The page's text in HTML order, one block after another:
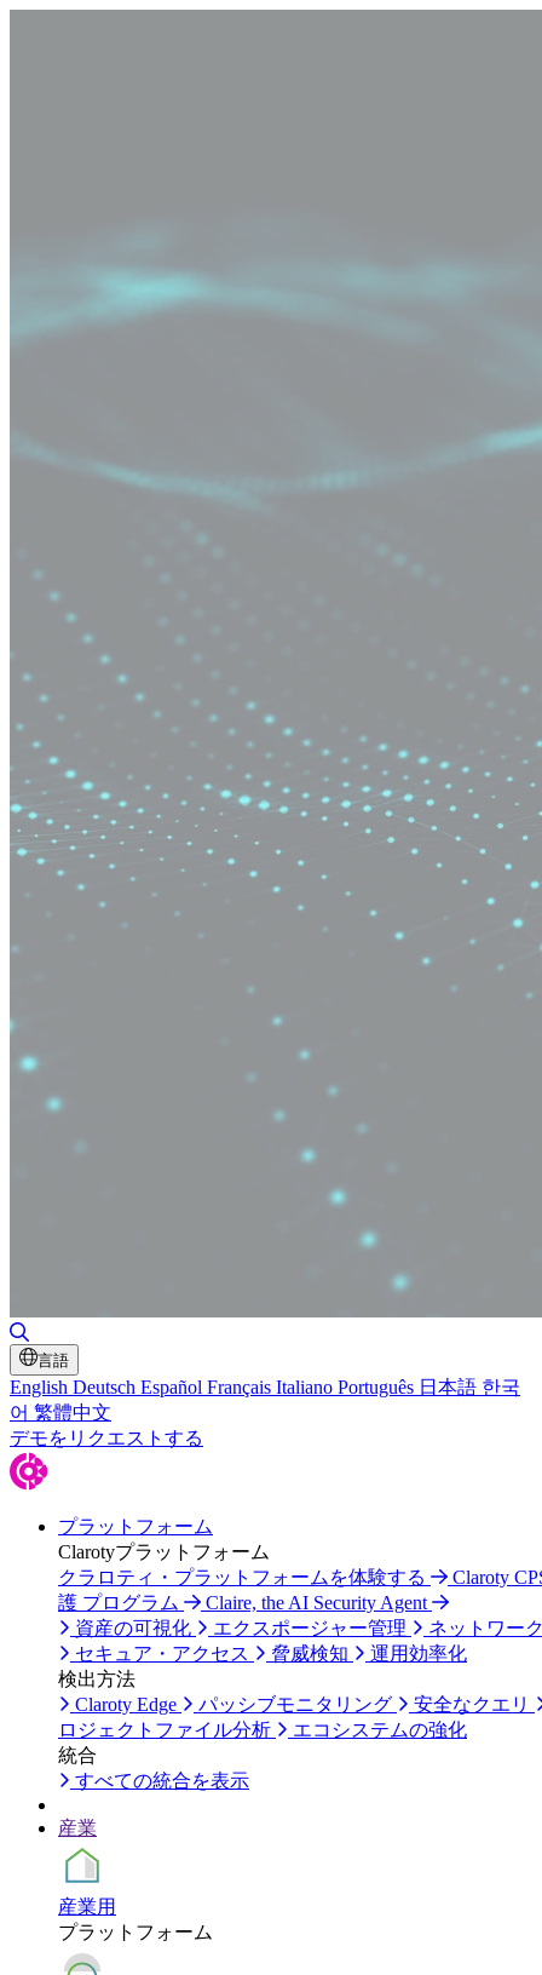
言語
English Deutsch Español Français Italiano Português 日本語 한국
어 繁體中文
デモをリクエストする
プラットフォーム
Clarotyプラットフォーム
クラロティ・プラットフォームを体験する
Claroty
護 プログラム
Claire, the AI Security Agent
資産の可視化
エクスポージャー管理
ネットワー
セキュア・アクセス
脅威検知
運用効率化
検出方法
Claroty Edge
パッシブモニタリング
安全なクエリ
ロジェクトファイル分析
エコシステムの強化
統合
すべての統合を表示
産業
産業用
プラットフォーム